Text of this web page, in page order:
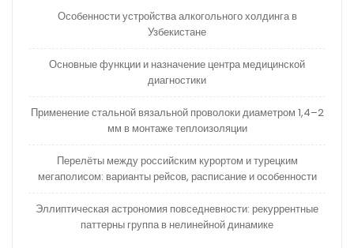
Особенности устройства алкогольного холдинга в
Узбекистане
Основные функции и назначение центра медицинской
диагностики
Применение стальной вязальной проволоки диаметром 1,4–2
мм в монтаже теплоизоляции
Перелёты между российским курортом и турецким
мегаполисом: варианты рейсов, расписание и особенности
Эллиптическая астрономия повседневности: рекуррентные
паттерны группа в нелинейной динамике